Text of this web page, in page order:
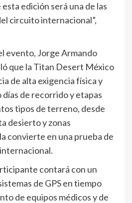
edición será una de las
circuito internacional”,
evento, Jorge Armando
que la Titan Desert México
de alta exigencia física y
de recorrido y etapas
tipos de terreno, desde
desierto y zonas
convierte en una prueba de
contará con un
de GPS en tiempo
de equipos médicos y de